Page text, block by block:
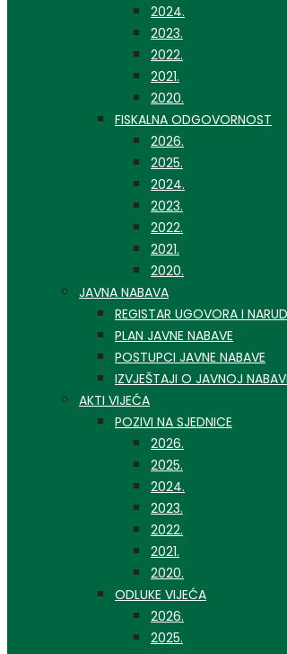
2024.
2023.
2022.
2021.
2020.
FISKALNA ODGOVORNOST
2026.
2025.
2024.
2023.
2022.
2021.
2020.
JAVNA NABAVA
REGISTAR UGOVORA I
PLAN JAVNE NABAVE
POSTUPCI JAVNE NABAVE
IZVJEŠTAJI O JAVNOJ NABAVI
AKTI VIJEĆA
POZIVI NA SJEDNICE
2026.
2025.
2024.
2023.
2022.
2021.
2020.
ODLUKE VIJEĆA
2026.
2025.